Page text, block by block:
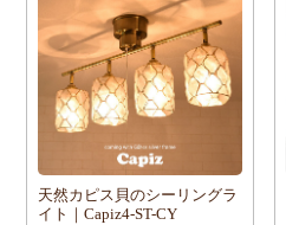
天然カピス貝のシーリングラ
イト｜Capiz4-ST-CY